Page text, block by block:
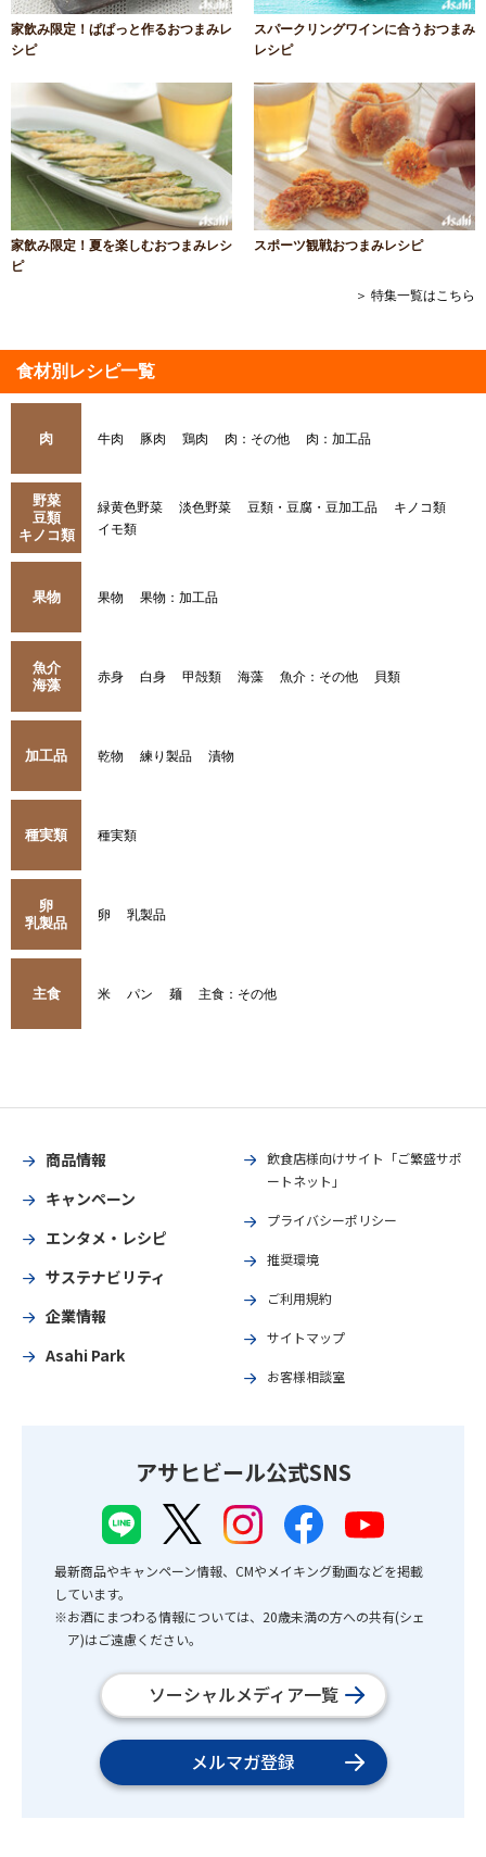
家飲み限定！ぱぱっと作るおつまみレ
シピ
スパークリングワインに合うおつまみ
レシピ
家飲み限定！夏を楽しむおつまみレシ
ピ
スポーツ観戦おつまみレシピ
＞ 特集一覧はこちら
食材別レシピ一覧
肉 牛肉 豚肉 鶏肉 肉：その他 肉：加工品
野菜
豆類
キノコ類
緑黄色野菜 淡色野菜 豆類・豆腐・豆加工品
キノコ類
イモ類
果物 果物 果物：加工品
魚介
海藻
赤身 白身 甲殻類 海藻 魚介：その他 貝類
加工品 乾物 練り製品 漬物
種実類 種実類
卵
乳製品
卵 乳製品
主食 米 パン 麺 主食：その他
商品情報
キャンペーン
エンタメ・レシピ
サステナビリティ
企業情報
Asahi Park
飲食店様向けサイト「ご繁盛サポ
ートネット」
プライバシーポリシー
推奨環境
ご利用規約
サイトマップ
お客様相談室
アサヒビール公式SNS
最新商品やキャンペーン情報、CMやメイキング動画などを掲載
しています。
※お酒にまつわる情報については、20歳未満の方への共有(シェ
ア)はご遠慮ください。
ソーシャルメディア一覧
メルマガ登録